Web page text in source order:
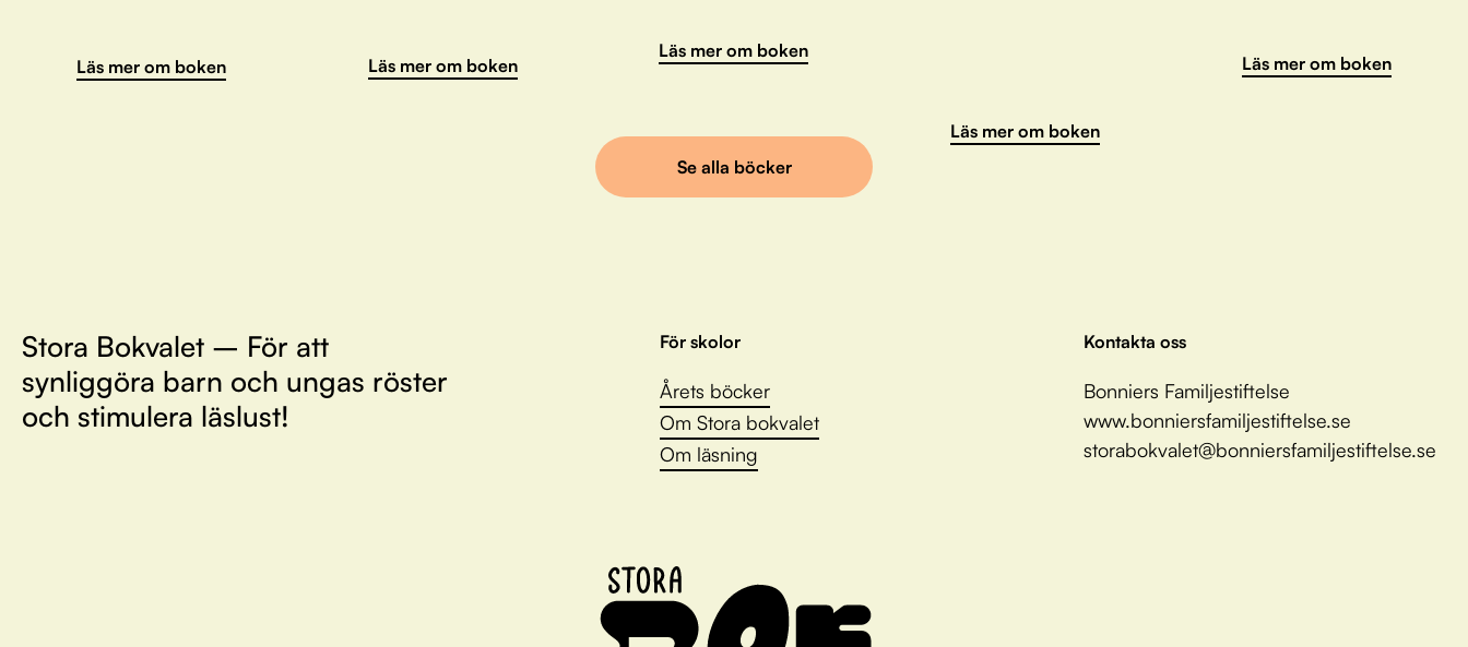
Läs mer om boken Läs mer om boken
Läs mer om boken
Läs mer om boken
Läs mer om boken
Se alla böcker
Stora Bokvalet – För att
synliggöra barn och ungas röster
och stimulera läslust!
För skolor
Årets böcker
Om Stora bokvalet
Om läsning
Kontakta oss
Bonniers Familjestiftelse
www.bonniersfamiljestiftelse.se
storabokvalet@bonniersfamiljestiftelse.se